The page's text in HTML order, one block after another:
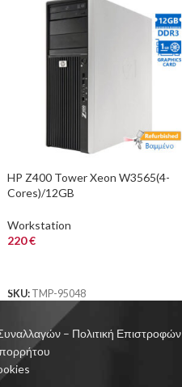
HP Z400 Tower Xeon W3565(4-
Cores)/12GB
1GB/7PGrade A+ Workstation
Refurbished PC
Workstation
220€
SKU: TMP-95048
– Πολιτική Επιστροφών